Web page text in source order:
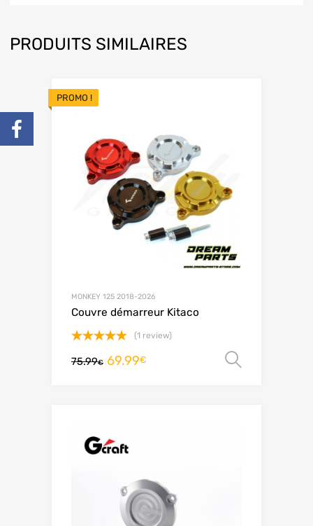
PRODUITS SIMILAIRES
PROMO !
MONKEY 125 2018-2026
Couvre démarreur Kitaco
sur 5
(1 review)
75.99€ 69.99€